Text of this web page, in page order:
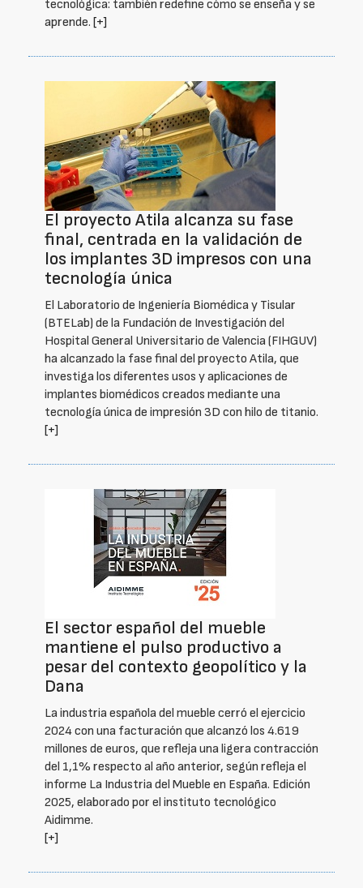
tecnológica: también redefine cómo se enseña y se
aprende. [+]
El proyecto Atila alcanza su fase
final, centrada en la validación de
los implantes 3D impresos con una
tecnología única
El Laboratorio de Ingeniería Biomédica y Tisular
(BTELab) de la Fundación de Investigación del
Hospital General Universitario de Valencia (FIHGUV)
ha alcanzado la fase final del proyecto Atila, que
investiga los diferentes usos y aplicaciones de
implantes biomédicos creados mediante una
tecnología única de impresión 3D con hilo de titanio.
[+]
El sector español del mueble
mantiene el pulso productivo a
pesar del contexto geopolítico y la
Dana
La industria española del mueble cerró el ejercicio
2024 con una facturación que alcanzó los 4.619
millones de euros, que refleja una ligera contracción
del 1,1% respecto al año anterior, según refleja el
informe La Industria del Mueble en España. Edición
2025, elaborado por el instituto tecnológico
Aidimme.
[+]